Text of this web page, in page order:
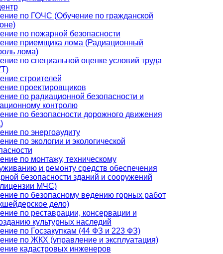
по ГОЧС (Обучение по гражданской
по пожарной безопасности
приемщика лома (Радиационный
лома)
по специальной оценке условий труда
строителей
проектировщиков
по радиационной безопасности и
контролю
по безопасности дорожного движения
по энергоаудиту
по экологии и экологической
по монтажу, техническому
и ремонту средств обеспечения
безопасности зданий и сооружений
МЧС)
по безопасному ведению горных работ
дело)
по реставрации, консервации и
культурных наследий
по Госзакупкам (44 ФЗ и 223 ФЗ)
по ЖКХ (управление и эксплуатация)
кадастровых инженеров